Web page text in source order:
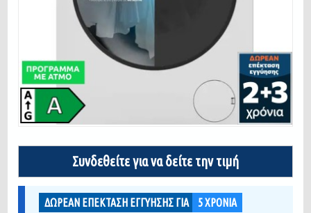
Συνδεθείτε για να δείτε την τιμή
ΔΩΡΕΑΝ ΕΠΕΚΤΑΣΗ ΕΓΓΥΗΣΗΣ ΓΙΑ 5ΧΡΟΝΙΑ